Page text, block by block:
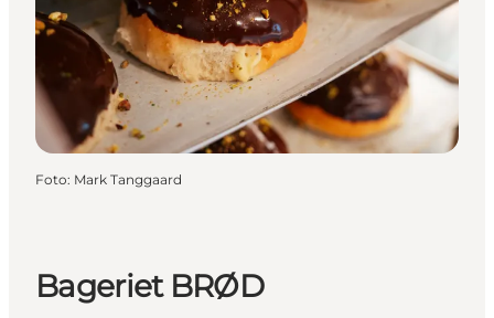
Foto: Mark Tanggaard
Bageriet BRØD